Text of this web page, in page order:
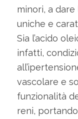
minori, a
uniche e
Sia l’acido
infatti,
vascolare e
funzionalità
reni,